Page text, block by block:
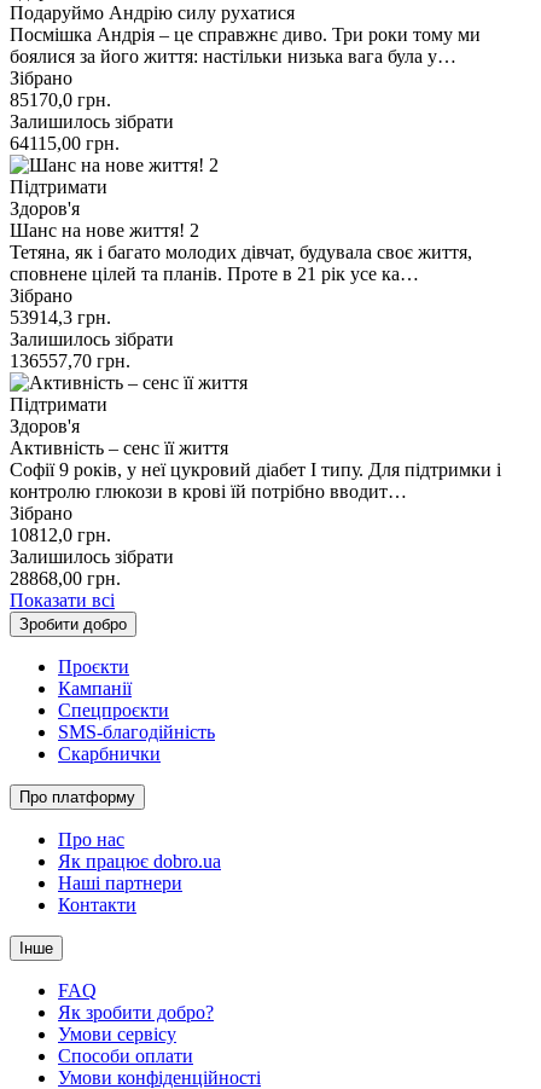
Подаруймо Андрію силу рухатися
Посмішка Андрія – це справжнє диво. Три роки тому ми
боялися за його життя: настільки низька вага була у…
Зібрано
85170,0 грн.
Залишилось зібрати
64115,00 грн.
Підтримати
Здоров'я
Шанс на нове життя! 2
Тетяна, як і багато молодих дівчат, будувала своє життя,
сповнене цілей та планів. Проте в 21 рік усе ка…
Зібрано
53914,3 грн.
Залишилось зібрати
136557,70 грн.
Підтримати
Здоров'я
Активність – сенс її життя
Софії 9 років, у неї цукровий діабет І типу. Для підтримки і
контролю глюкози в крові їй потрібно вводит…
Зібрано
10812,0 грн.
Залишилось зібрати
28868,00 грн.
Показати всі
Зробити добро
Проєкти
Кампанії
Спецпроєкти
SMS-благодійність
Скарбнички
Про платформу
Про нас
Як працює dobro.ua
Наші партнери
Контакти
Інше
FAQ
Як зробити добро?
Умови сервісу
Способи оплати
Умови конфіденційності